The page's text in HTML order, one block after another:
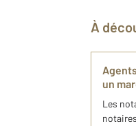
À
un
Les